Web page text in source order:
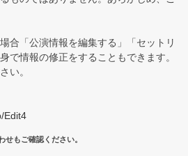
合「公演情報を編集する」「セットリ
で情報の修正をすることもできます。
い。
Edit4
せもご確認ください。